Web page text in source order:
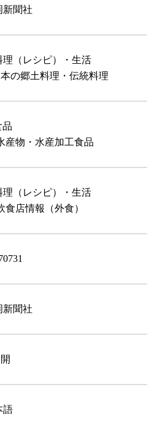
新聞社
理（レシピ）・生活
の郷土料理・伝統料理
品
産物・水産加工食品
理（レシピ）・生活
食店情報（外食）
新聞社
語